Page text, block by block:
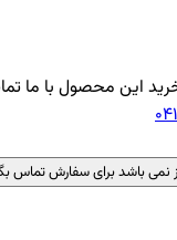
این محصول با ما
نمی باشد برای سفارش تماس